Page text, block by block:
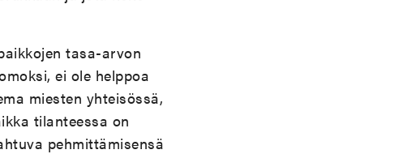
tasa-arvon
ei ole helppoa
miesten yhteisössä,
tilanteessa on
pehmittämisensä